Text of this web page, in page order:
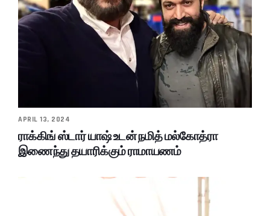
APRIL 13, 2024
ராக்கிங் ஸ்டார் யாஷ் உடன் நமித் மல்கோத்ரா
இணைந்து தயாரிக்கும் ராமாயணம்